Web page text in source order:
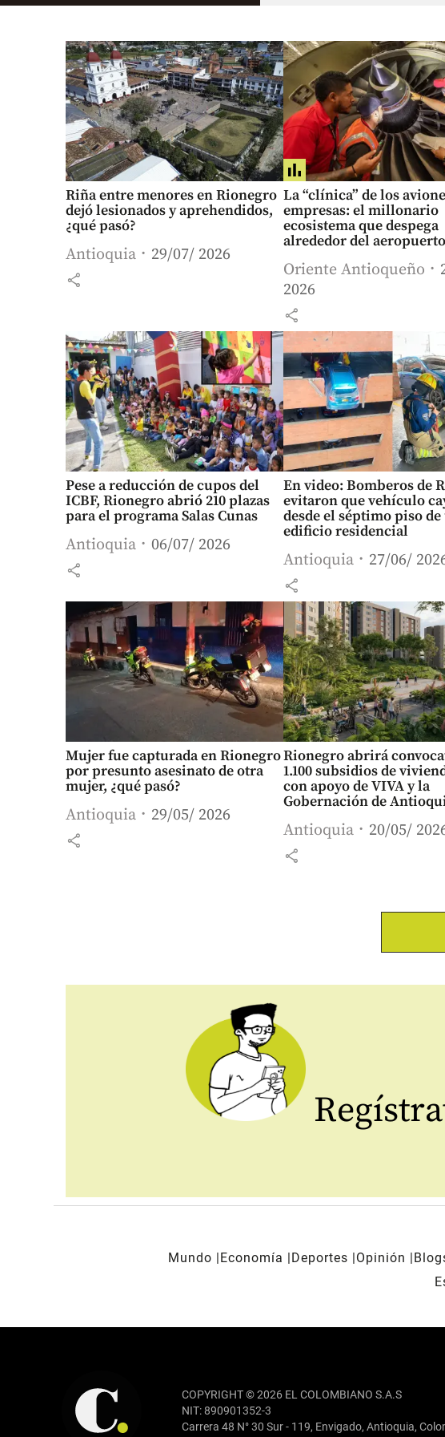
Riña entre menores en Rionegro
dejó lesionados y aprehendidos,
¿qué pasó?
Antioquia 29/07/ 2026
share
La “clínica” de los
empresas: el millonario
ecosistema que despega
alrededor del
Oriente Antioqueño
2026
share
Pese a reducción de cupos del
ICBF, Rionegro abrió 210 plazas
para el programa Salas Cunas
Antioquia 06/07/ 2026
share
En video: Bomberos de
evitaron que vehículo
desde el séptimo piso
edificio residencial
Antioquia 27/06/
share
Mujer fue capturada en Rionegro
por presunto asesinato de otra
mujer, ¿qué pasó?
Antioquia 29/05/ 2026
share
Rionegro abrirá
1.100 subsidios de
con apoyo de VIVA y la
Gobernación de
Antioquia 20/05/
share
Mundo Economía Deportes Opinión
COPYRIGHT © 2026 EL COLOMBIANO S.A.S
NIT: 890901352-3
Carrera 48 N° 30 Sur - 119, Envigado, Antioquia,